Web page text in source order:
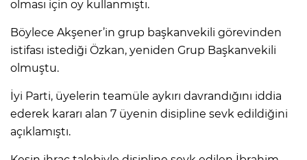
olması için oy kullanmıştı.
Böylece Akşener’in grup başkanvekili görevinden
istifası istediği Özkan, yeniden Grup Başkanvekili
olmuştu.
İyi Parti, üyelerin teamüle aykırı davrandığını iddia
ederek kararı alan 7 üyenin disipline sevk edildiğini
açıklamıştı.